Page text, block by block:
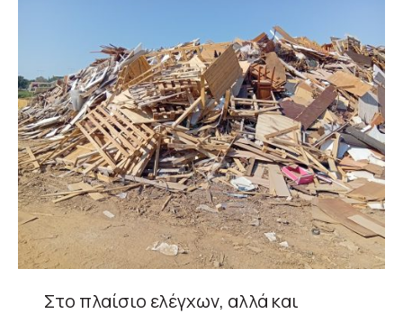
Στο πλαίσιο ελέγχων, αλλά και